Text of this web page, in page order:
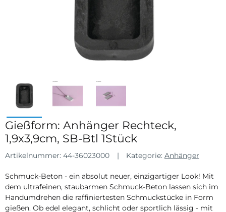
Gießform: Anhänger Rechteck,
1,9x3,9cm, SB-Btl 1Stück
Artikelnummer: 44-36023000 Kategorie: Anhänger
Schmuck-Beton - ein absolut neuer, einzigartiger Look! Mit
dem ultrafeinen, staubarmen Schmuck-Beton lassen sich im
Handumdrehen die raffiniertesten Schmuckstücke in Form
gießen. Ob edel elegant, schlicht oder sportlich lässig - mit